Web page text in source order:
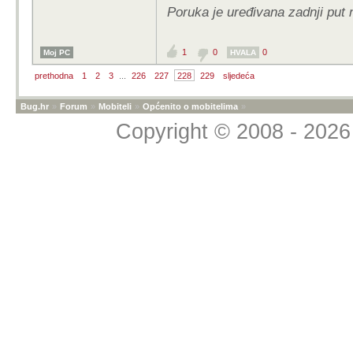
Poruka je uređivana zadnji put
Moj PC 1 0 HVALA 0
prethodna 1 2 3 226 227 228 229 sljedeća
Bug.hr » Forum » Mobiteli » Općenito o mobitelima »
Copyright © 2008 -